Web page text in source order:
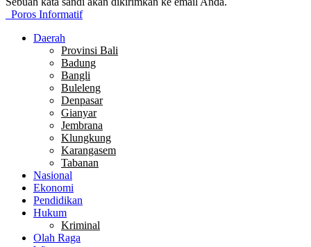
Poros Informatif
Daerah
Provinsi Bali
Badung
Bangli
Buleleng
Denpasar
Gianyar
Jembrana
Klungkung
Karangasem
Tabanan
Nasional
Ekonomi
Pendidikan
Hukum
Kriminal
Olah Raga